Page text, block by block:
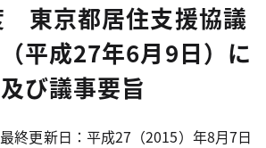
東京都居住支援協議
平成27年6月9日）に
び議事要旨
最終更新日：平成27（2015）年8月7日